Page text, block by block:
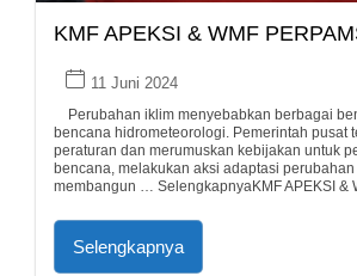
KMF APEKSI & WMF
11 Juni 2024
Perubahan iklim menyebabkan berbagai
bencana hidrometeorologi. Pemerintah pusat
peraturan dan merumuskan kebijakan untuk
bencana, melakukan aksi adaptasi
membangun … SelengkapnyaKMF APEKSI &
Selengkapnya